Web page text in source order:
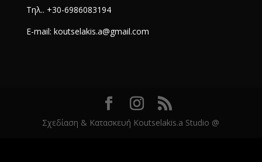
Τηλ.. +30-6986083194
E-mail: koutselakis.a@gmail.com
Σχεδίαση & Κατασκευή Koutselakis.a Studio @